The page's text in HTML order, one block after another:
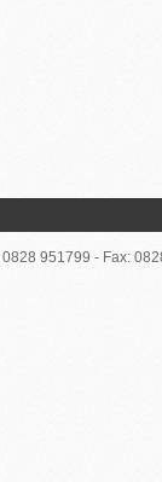
951799 - Fax: